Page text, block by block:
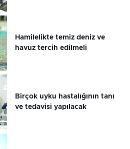
Hamilelikte temiz deniz ve
havuz tercih edilmeli
Birçok uyku hastalığının tanı
ve tedavisi yapılacak